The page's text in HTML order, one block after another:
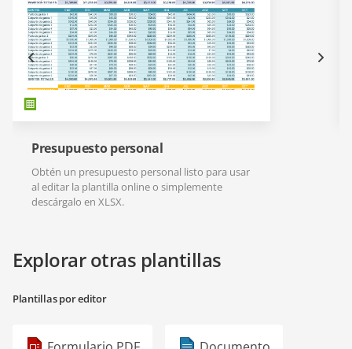
Presupuesto personal
Obtén un presupuesto personal listo para usar
al editar la plantilla online o simplemente
descárgalo en XLSX.
Explorar otras plantillas
Plantillas por editor